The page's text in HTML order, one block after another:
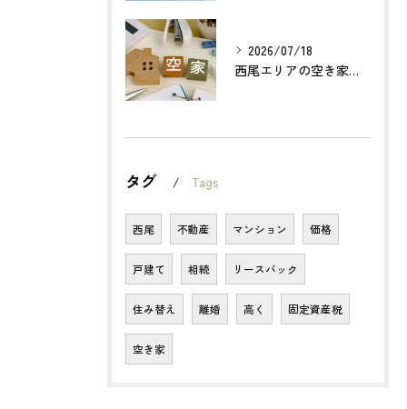
2026/07/18
西尾エリアの空き家売却で利益最大化する方法とは？
タグ Tags
西尾 不動産 マンション 価格
戸建て 相続 リースバック
住み替え 離婚 高く 固定資産税
空き家